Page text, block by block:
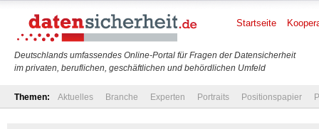
Deutschlands umfassendes Online-Portal für Fragen der Datensicherheit
im privaten, beruflichen, geschäftlichen und behördlichen Umfeld
Startseite
Themen: Aktuelles Branche Experten Portraits Positionspapier